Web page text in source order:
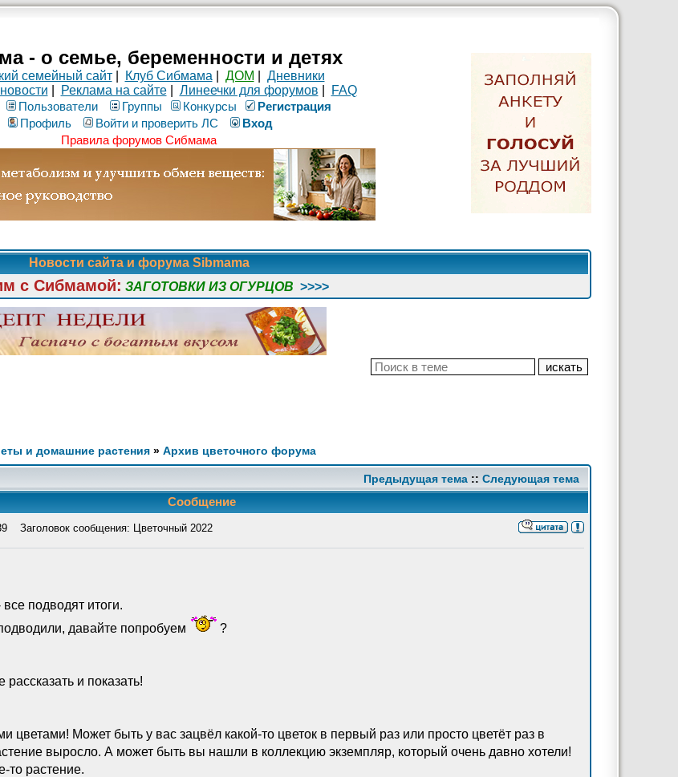
- о семье, беременности и детях
семейный сайт| Клуб Сибмама ДОМ
Дневники
Реклама на сайте| Линеечки для форумов
FAQ
Пользователи Группы Конкурсы
Рeгиcтpaция
Профиль
Войти и проверить ЛС
Вход
Правила форумов Сибмама
Новости сайта и форума Sibmama
с Сибмамой: ЗАГОТОВКИ ИЗ ОГУРЦОВ >>>>
и домашние растения » Архив цветочного форума
Предыдущая тема :: Следующая тема
Сообщение
Заголовок сообщения: Цветочный 2022
все подводят итоги.
давайте попробуем
?
и показать!
цветами! Может быть у вас зацвёл какой-то цветок в первый раз или просто цветёт раз в
выросло. А может быть вы нашли в коллекцию экземпляр, который очень давно хотели!
то растение.